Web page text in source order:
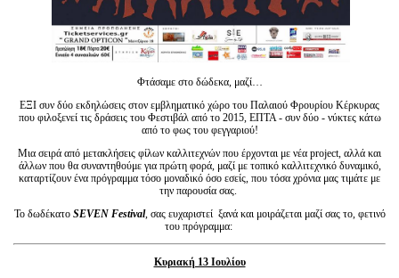
Φτάσαμε στο δώδεκα, μαζί…
ΕΞΙ συν δύο εκδηλώσεις στον εμβληματικό χώρο του Παλαιού Φρουρίου Κέρκυρας
που φιλοξενεί τις δράσεις του Φεστιβάλ από το 2015, ΕΠΤΑ - συν δύο - νύκτες κάτω
από το φως του φεγγαριού!
Μια σειρά από μετακλήσεις φίλων καλλιτεχνών που έρχονται με νέα project, αλλά και
άλλων που θα συναντηθούμε για πρώτη φορά, μαζί με τοπικό καλλιτεχνικό δυναμικό,
καταρτίζουν ένα πρόγραμμα τόσο μοναδικό όσο εσείς, που τόσα χρόνια μας τιμάτε με
την παρουσία σας.
Το δωδέκατο SEVEN Festival, σας ευχαριστεί ξανά και μοιράζεται μαζί σας το, φετινό
του πρόγραμμα:
Κυριακή 13 Ιουλίου